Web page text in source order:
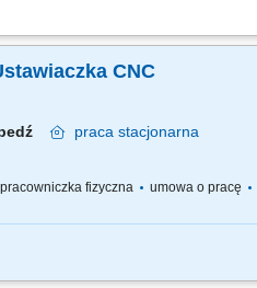
tokarek i frezarek CNC. Ustawianie
CNC
praca stacjonarna
fizyczna umowa o pracę
wybór programu i oprzyrządowania